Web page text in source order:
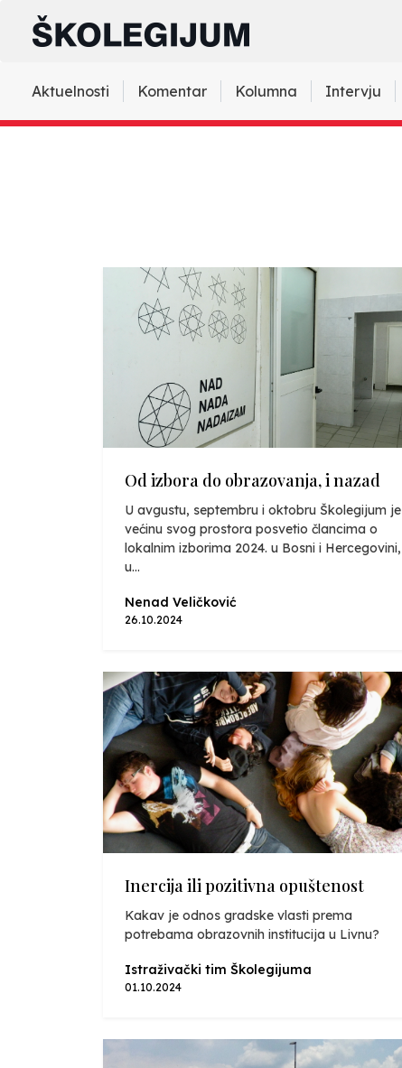
Aktuelnosti Komentar Kolumna Intervju
Od izbora do obrazovanja, i nazad
U avgustu, septembru i oktobru Školegijum je
većinu svog prostora posvetio člancima o
lokalnim izborima 2024. u Bosni i Hercegovini,
u...
Nenad Veličković
26.10.2024
Inercija ili pozitivna opuštenost
Kakav je odnos gradske vlasti prema
potrebama obrazovnih institucija u Livnu?
Istraživački tim Školegijuma
01.10.2024